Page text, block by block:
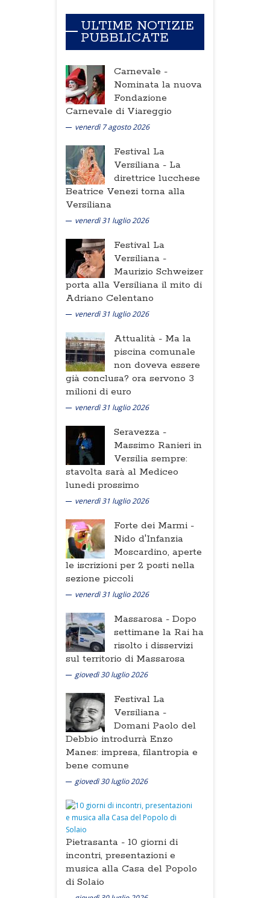
ULTIME NOTIZIE
PUBBLICATE
Carnevale -
Nominata la nuova
Fondazione
Carnevale di Viareggio
venerdì 7 agosto 2026
Festival La
Versiliana - La
direttrice lucchese
Beatrice Venezi torna alla
Versiliana
venerdì 31 luglio 2026
Festival La
Versiliana -
Maurizio Schweizer
porta alla Versiliana il mito di
Adriano Celentano
venerdì 31 luglio 2026
Attualità - Ma la
piscina comunale
non doveva essere
già conclusa? ora servono 3
milioni di euro
venerdì 31 luglio 2026
Seravezza -
Massimo Ranieri in
Versilia sempre:
stavolta sarà al Mediceo
lunedi prossimo
venerdì 31 luglio 2026
Forte dei Marmi -
Nido d'Infanzia
Moscardino, aperte
le iscrizioni per 2 posti nella
sezione piccoli
venerdì 31 luglio 2026
Massarosa - Dopo
settimane la Rai ha
risolto i disservizi
sul territorio di Massarosa
giovedì 30 luglio 2026
Festival La
Versiliana -
Domani Paolo del
Debbio introdurrà Enzo
Manes: impresa, filantropia e
bene comune
giovedì 30 luglio 2026
Pietrasanta - 10 giorni di
incontri, presentazioni e
musica alla Casa del Popolo
di Solaio